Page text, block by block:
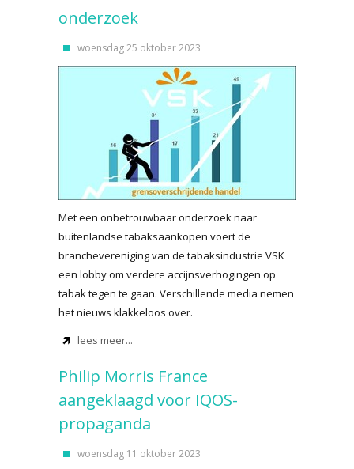
onderzoek
woensdag 25 oktober 2023
Met een onbetrouwbaar onderzoek naar
buitenlandse tabaksaankopen voert de
branchevereniging van de tabaksindustrie VSK
een lobby om verdere accijnsverhogingen op
tabak tegen te gaan. Verschillende media nemen
het nieuws klakkeloos over.
lees meer...
Philip Morris France
aangeklaagd voor IQOS-
propaganda
woensdag 11 oktober 2023